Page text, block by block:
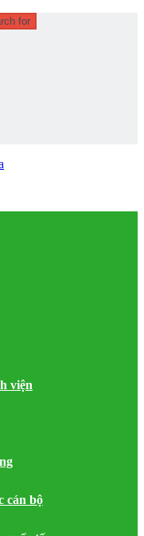
for
viện
cán bộ